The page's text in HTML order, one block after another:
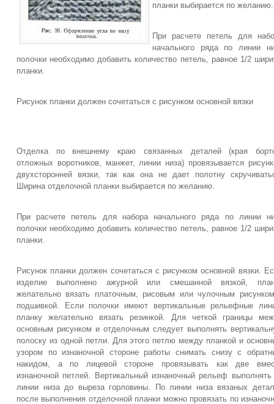
планки выбирается по желанию.
При расчете петель для
начального ряда по линии
полочки необходимо добавить количество петель, равное 1/2
планки.
Рисунок планки должен сочетаться с рисунком основной вязки
Отделка по внешнему краю связанных деталей (края
отложных воротников, манжет, линии низа) провязывается
двухсторонней вязки, так как она не дает полотну
Ширина отделочной планки выбирается по желанию.
При расчете петель для набора начального ряда по линии
полочки необходимо добавить количество петель, равное 1/2
планки.
Рисунок планки должен сочетаться с рисунком основной вязки.
изделие выполнено ажурной или смешанной вязкой,
желательно вязать платочным, рисовым или чулочным
подшивкой. Если полочки имеют вертикальные рельефные
планку желательно вязать резинкой. Для четкой границы
основным рисунком и отделочным следует выполнять
полоску из одной петли. Для этого петлю между планкой и
узором по изнаночной стороне работы снимать снизу с
накидом, а по лицевой стороне провязывать как две
изнаночной петлей. Вертикальный изнаночный рельеф выполнять
линии низа до выреза горловины. По линии низа вязаных
после выполнения отделочной планки можно провязать по